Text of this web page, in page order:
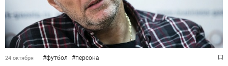
24 октября #футбол #персона